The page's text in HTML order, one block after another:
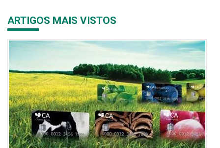
ARTIGOS MAIS VISTOS